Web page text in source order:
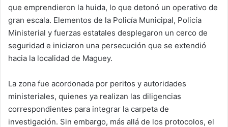
que emprendieron la huida, lo que detonó un operativo de
gran escala. Elementos de la Policía Municipal, Policía
Ministerial y fuerzas estatales desplegaron un cerco de
seguridad e iniciaron una persecución que se extendió
hacia la localidad de Maguey.
La zona fue acordonada por peritos y autoridades
ministeriales, quienes ya realizan las diligencias
correspondientes para integrar la carpeta de
investigación. Sin embargo, más allá de los protocolos, el